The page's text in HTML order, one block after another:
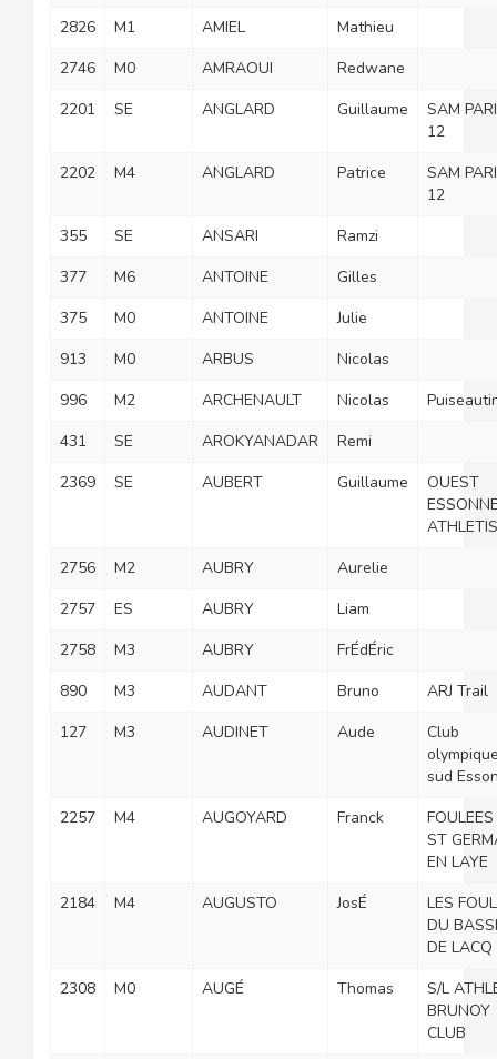
2826
M1 AMIEL
Mathieu
2746
M0 AMRAOUI
Redwane
2201
SE ANGLARD Guillaume
SAM
12
2202
M4 ANGLARD Patrice
SAM
12
355
SE ANSARI
Ramzi
377
M6 ANTOINE
Gilles
375
M0 ANTOINE
Julie
913
M0 ARBUS
Nicolas
996
M2 ARCHENAULT Nicolas
431
SE AROKYANADAR
Remi
2369
SE AUBERT Guillaume
OUEST
2756
M2 AUBRY
Aurelie
2757
ES AUBRY
Liam
2758
M3 AUBRY
FrÉdÉric
890
M3 AUDANT Bruno
ARJ Trail
127
M3 AUDINET Aude
Club
sud
2257
M4 AUGOYARD Franck
ST
EN LAYE
2184
M4 AUGUSTO JosÉ
LES
DU
DE LACQ
2308
M0 AUGÉ Thomas
S/L
BRUNOY
CLUB